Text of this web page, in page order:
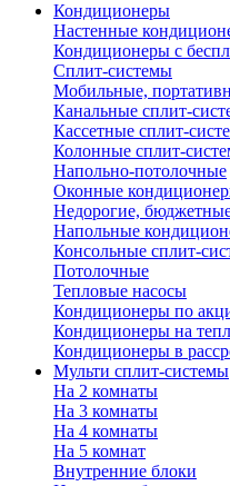
Кондиционеры
Настенные
Кондиционеры с
Сплит-системы
Мобильные,
Канальные сплит-
Кассетные сплит-
Колонные сплит-
Напольно-потолочные
Оконные
Недорогие,
Напольные
Консольные сплит-
Потолочные
Тепловые насосы
Кондиционеры по
Кондиционеры на
Кондиционеры в
Мульти сплит-системы
На 2 комнаты
На 3 комнаты
На 4 комнаты
На 5 комнат
Внутренние блоки